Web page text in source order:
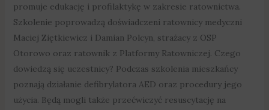
promuje edukację i profilaktykę w zakresie ratownictwa.
Szkolenie poprowadzą doświadczeni ratownicy medyczni
Maciej Ziętkiewicz i Damian Polcyn, strażacy z OSP
Otorowo oraz ratownik z Platformy Ratowniczej. Czego
dowiedzą się uczestnicy? Podczas szkolenia mieszkańcy
poznają działanie defibrylatora AED oraz procedury jego
użycia. Będą mogli także przećwiczyć resuscytację na